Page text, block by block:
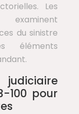
Les
du sinistre
éléments
100 pour